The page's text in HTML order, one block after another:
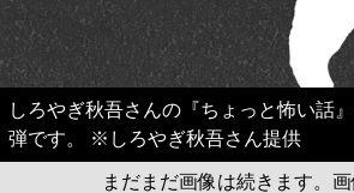
しろやぎ秋吾さんの『ちょっと怖い話
弾です。 ※しろやぎ秋吾さん提供
まだまだ画像は続きます。画